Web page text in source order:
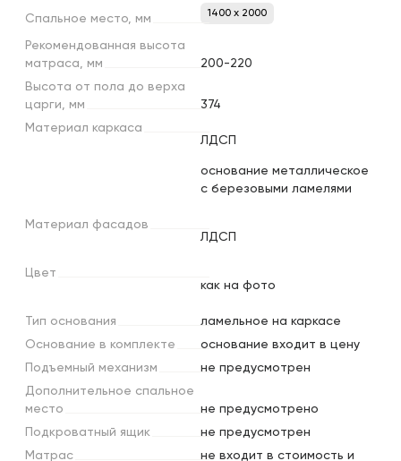
Спальное место, мм 1400 х 2000
Рекомендованная высота
матраса, мм
200-220
Высота от пола до верха
царги, мм
374
Материал каркаса
ЛДСП
основание металлическое
с березовыми ламелями
Материал фасадов
ЛДСП
Цвет
как на фото
Тип основания
ламельное на каркасе
Основание в комплекте
основание входит в цену
Подъемный механизм
не предусмотрен
Дополнительное спальное
место
не предусмотрено
Подкроватный ящик
не предусмотрен
Матрас
не входит в стоимость и